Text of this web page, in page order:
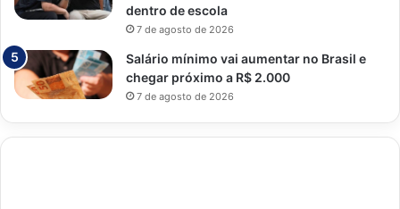
dentro de escola
7 de agosto de 2026
Salário mínimo vai aumentar no Brasil e
chegar próximo a R$ 2.000
7 de agosto de 2026